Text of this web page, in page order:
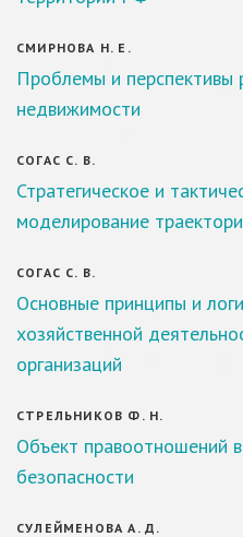
СМИРНОВА Н. Е.
Проблемы и перспективы
недвижимости
СОГАС С. В.
Стратегическое и
моделирование
СОГАС С. В.
Основные принципы и
хозяйственной
организаций
СТРЕЛЬНИКОВ Ф. Н.
Объект правоотношений
безопасности
СУЛЕЙМЕНОВА А. Д.